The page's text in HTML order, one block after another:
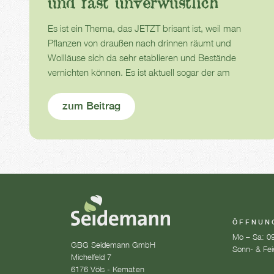
Es ist ein Thema, das JETZT brisant ist, weil man
Pflanzen von draußen nach drinnen räumt und
Wollläuse sich da sehr etablieren und Bestände
vernichten können. Es ist aktuell sogar der am
zum Beitrag
GBG Seidemann GmbH
Michelfeld 7
6176 Völs - Kematen
Mo – Sa:
Sonn- &